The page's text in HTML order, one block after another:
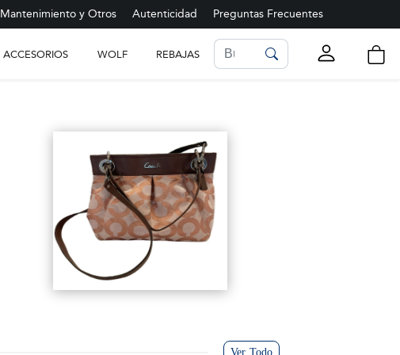
Mantenimiento y Otros Autenticidad Preguntas Frecuentes
ACCESORIOS WOLF REBAJAS
Ver Todo
LISTA DE FAVORITOS